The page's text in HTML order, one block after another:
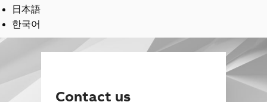
日本語
한국어
Contact us